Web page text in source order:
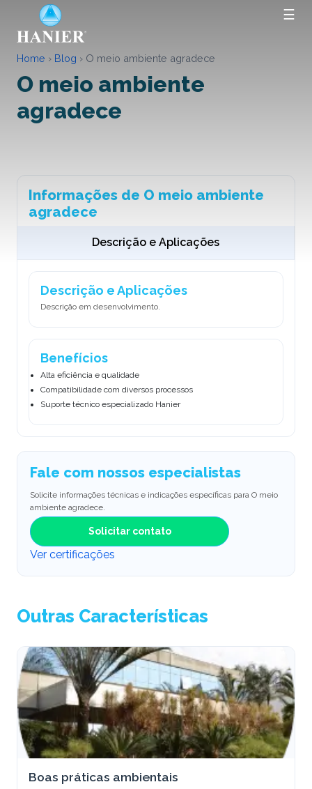
☰
Home › Blog › O meio ambiente agradece
O meio ambiente
agradece
Informações de O meio ambiente
agradece
Descrição e Aplicações
Descrição e Aplicações
Descrição em desenvolvimento.
Benefícios
Alta eficiência e qualidade
Compatibilidade com diversos processos
Suporte técnico especializado Hanier
Fale com nossos especialistas
Solicite informações técnicas e indicações específicas para O meio
ambiente agradece.
Solicitar contato
Ver certificações
Outras Características
Boas práticas ambientais